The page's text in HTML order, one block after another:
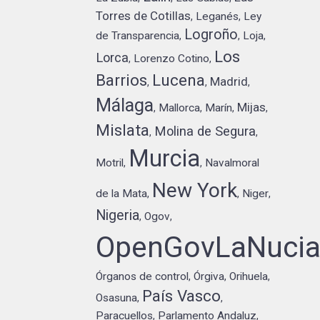
Torres de Cotillas, Leganés, Ley
de Transparencia, Logroño, Loja,
Lorca, Lorenzo Cotino, Los
Barrios, Lucena, Madrid,
Málaga, Mallorca, Marín, Mijas,
Mislata, Molina de Segura,
Motril, Murcia, Navalmoral
de la Mata, New York, Niger,
Nigeria,Ogov,
Órganos de control,Órgiva,Orihuela,
Osasuna, País Vasco,
Paracuellos, Parlamento Andaluz,